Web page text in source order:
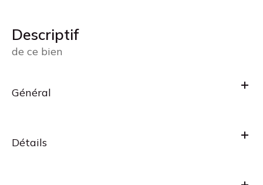
descriptif
de ce bien
Général
Détails